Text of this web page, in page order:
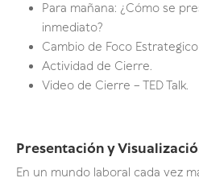
Para mañana: ¿Cómo se
inmediato?
Cambio de Foco
Actividad de Cierre.
Video de Cierre – TED Talk.
Presentación y
En un mundo laboral cada vez